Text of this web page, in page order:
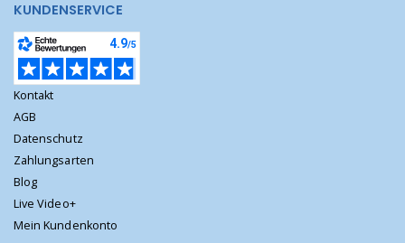
KUNDENSERVICE
Kontakt
AGB
Datenschutz
Zahlungsarten
Blog
Live Video+
Mein Kundenkonto